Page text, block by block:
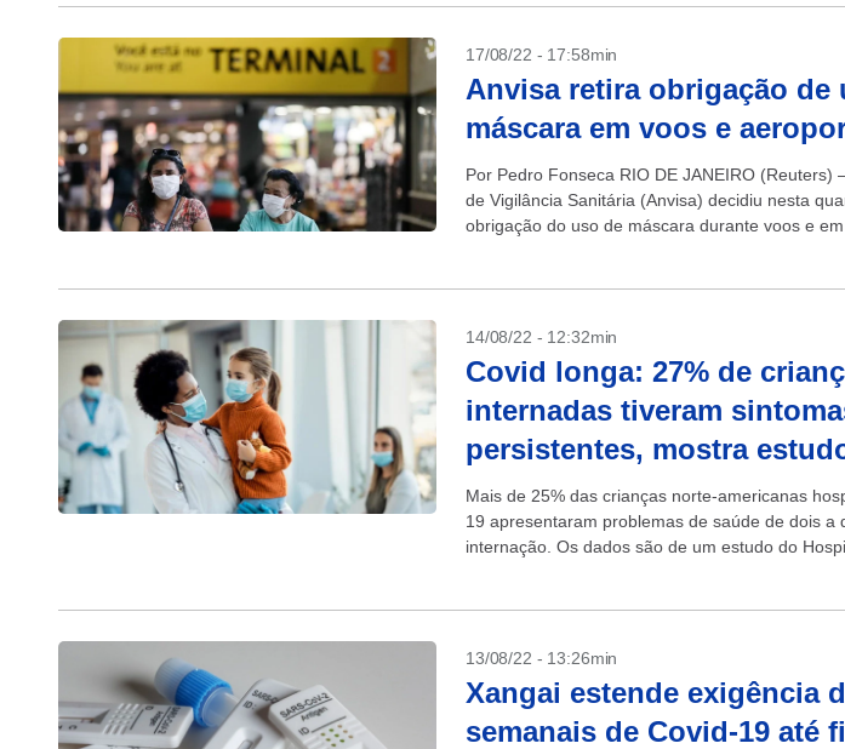
17/08/22 - 17:58min
Anvisa retira obrigação de
máscara em voos e
Por Pedro Fonseca RIO DE JANEIRO (Reuters)
de Vigilância Sanitária (Anvisa) decidiu nesta
obrigação do uso de máscara durante voos e
14/08/22 - 12:32min
Covid longa: 27% de
internadas tiveram
persistentes, mostra
Mais de 25% das crianças norte-americanas
19 apresentaram problemas de saúde de dois a
internação. Os dados são de um estudo do
13/08/22 - 13:26min
Xangai estende exigência
semanais de Covid-19 até